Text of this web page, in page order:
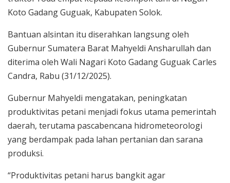
Koto Gadang Guguak, Kabupaten Solok.
Bantuan alsintan itu diserahkan langsung oleh
Gubernur Sumatera Barat Mahyeldi Ansharullah dan
diterima oleh Wali Nagari Koto Gadang Guguak Carles
Candra, Rabu (31/12/2025).
Gubernur Mahyeldi mengatakan, peningkatan
produktivitas petani menjadi fokus utama pemerintah
daerah, terutama pascabencana hidrometeorologi
yang berdampak pada lahan pertanian dan sarana
produksi.
“Produktivitas petani harus bangkit agar